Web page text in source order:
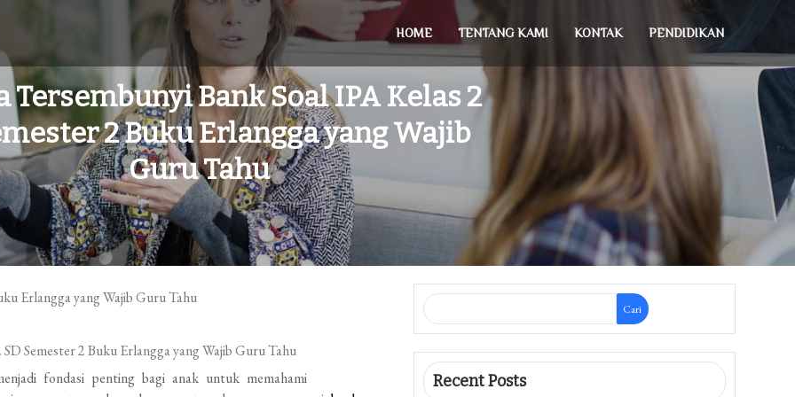
HOME TENTANG KAMI KONTAK PENDIDIKAN
Tersembunyi Bank Soal IPA Kelas 2
2 Buku Erlangga yang Wajib
Guru Tahu
fondasi penting bagi anak untuk memahami
Cari
Recent Posts